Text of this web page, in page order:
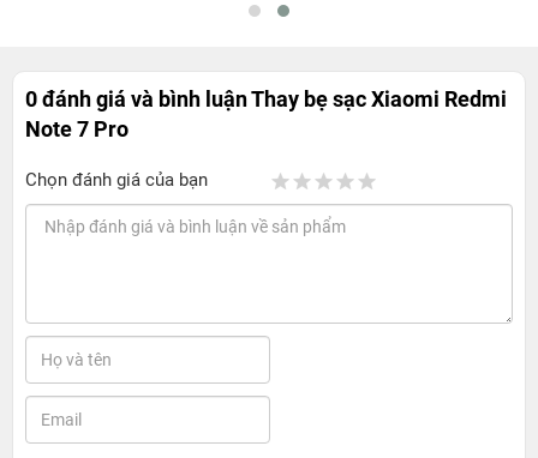
0 đánh giá và bình luậnThay bẹ sạc Xiaomi Redmi
Note 7 Pro
Chọn đánh giá của bạn